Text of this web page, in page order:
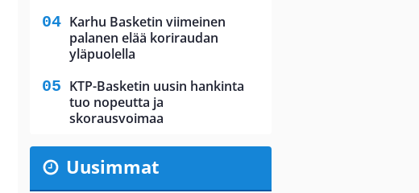
Karhu Basketin viimeinen
palanen elää koriraudan
yläpuolella
KTP-Basketin uusin hankinta
tuo nopeutta ja
skorausvoimaa
Uusimmat